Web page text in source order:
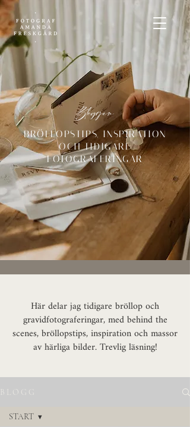
Bloggen
BRÖLLOPSTIPS, INSPIRATION
OCH TIDIGARE
FOTOGRAFERINGAR
Här delar jag tidigare bröllop och
gravidfotograferingar, med behind the
scenes, bröllopstips, inspiration och massor
av härliga bilder. Trevlig läsning!
B L O G G
START